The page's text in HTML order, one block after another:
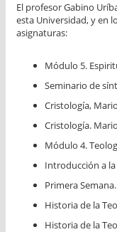
El profesor Gabino
esta Universidad, y en
asignaturas:
Módulo 5.
Seminario de
Cristología,
Cristología.
Módulo 4.
Introducción a
Primera
Historia de la
Historia de la